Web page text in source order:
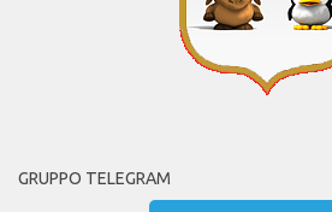
GRUPPO TELEGRAM